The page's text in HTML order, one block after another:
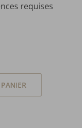
requises